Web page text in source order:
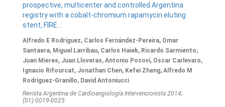
prospective, multicenter and controlled Argentina
registry with a cobalt-chromium rapamycin eluting
stent, FIRE...
Alfredo E Rodríguez, Carlos Fernández-Pereira, Omar
Santaera, Miguel Larribau, Carlos Haiek, Ricardo Sarmiento,
Juan Mieres, Juan Lloveras, Antonio Pocoví, Oscar Carlevaro,
Ignacio Rifourcat, Jonathan Chen, Kefei Zheng, Alfredo M
Rodríguez-Granillo, David Antoniucci
Revista Argentina de Cardioangiologí­a Intervencionista 2014;
(01):0019-0025